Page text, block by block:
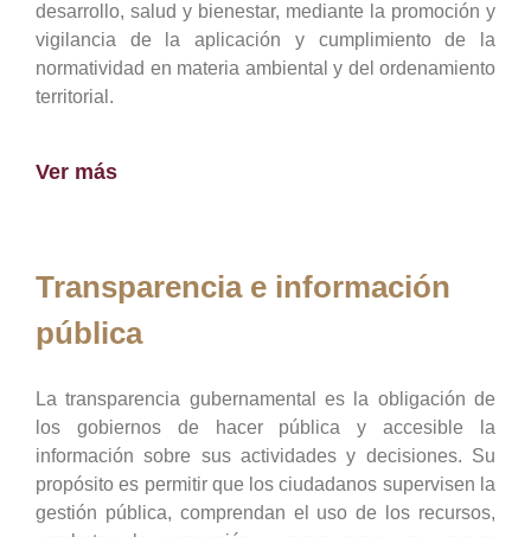
desarrollo, salud y bienestar, mediante la promoción y
vigilancia de la aplicación y cumplimiento de la
normatividad en materia ambiental y del ordenamiento
territorial.
Ver más
Transparencia e información
pública
La transparencia gubernamental es la obligación de
los gobiernos de hacer pública y accesible la
información sobre sus actividades y decisiones. Su
propósito es permitir que los ciudadanos supervisen la
gestión pública, comprendan el uso de los recursos,